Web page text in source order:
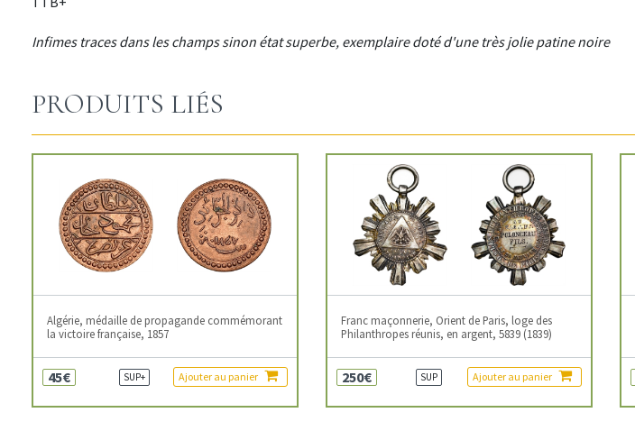
Infimes traces dans les champs sinon état superbe, exemplaire doté d'une très jolie patine noire
PRODUITS LIÉS
Algérie, médaille de propagande commémorant
la victoire française, 1857
45€ SUP+ Ajouter au panier
Franc maçonnerie, Orient de Paris, loge des
Philanthropes réunis, en argent, 5839 (1839)
250€ SUP Ajouter au panier